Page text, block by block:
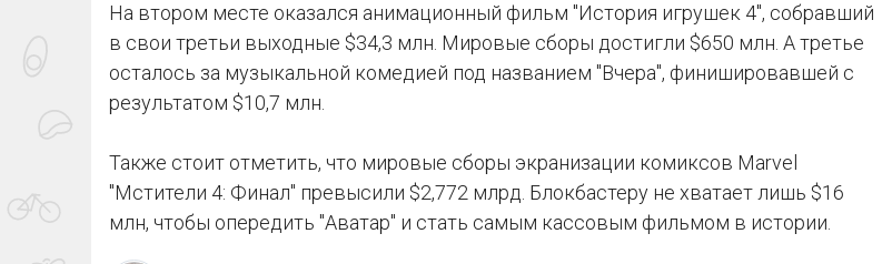
На втором месте оказался анимационный фильм "История игрушек 4", собравший
в свои третьи выходные $34,3 млн. Мировые сборы достигли $650 млн. А третье
осталось за музыкальной комедией под названием "Вчера", финишировавшей с
результатом $10,7 млн.
Также стоит отметить, что мировые сборы экранизации комиксов Marvel
"Мстители 4: Финал" превысили $2,772 млрд. Блокбастеру не хватает лишь $16
млн, чтобы опередить "Аватар" и стать самым кассовым фильмом в истории.